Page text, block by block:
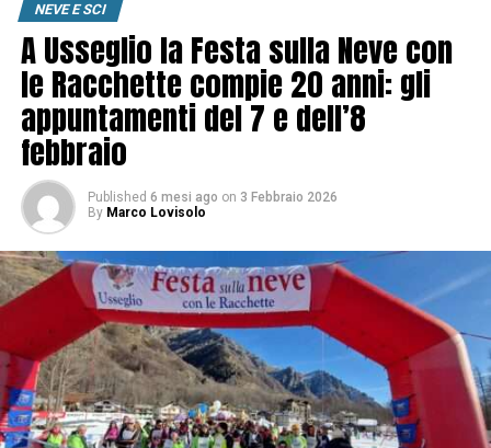
NEVE E SCI
A Usseglio la Festa sulla Neve con
le Racchette compie 20 anni: gli
appuntamenti del 7 e dell’8
febbraio
Published 6 mesi ago on 3 Febbraio 2026
By Marco Lovisolo